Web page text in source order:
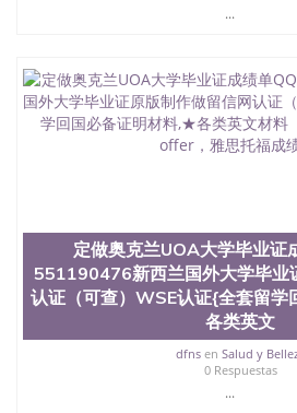
业证QQ微信551190476快速拿到
551190476国外留学文凭认证QQ
文凭回国认证QQ微信551190476
信551190476法国留学回国证明
外烫金照片QQ微信551190476外
吗QQ微信551190476买国外文凭
551190476国外本科毕业证怎么办
551190476国外大学文凭真制作
国外文凭可找工作QQ微信
证QQ微信551190476办理国外毕
551190476国外编号查询QQ微信
文凭要交定金吗QQ微信
QQ微信551190476网上购买真文
551190476学士学位证书查询机构
...
定做奥克兰UOA大学毕业证
551190476新西兰国外大学毕业
认证（可查）WSE认证{全套留
各类英文
dfnsen Salud y
0 Respuestas
...